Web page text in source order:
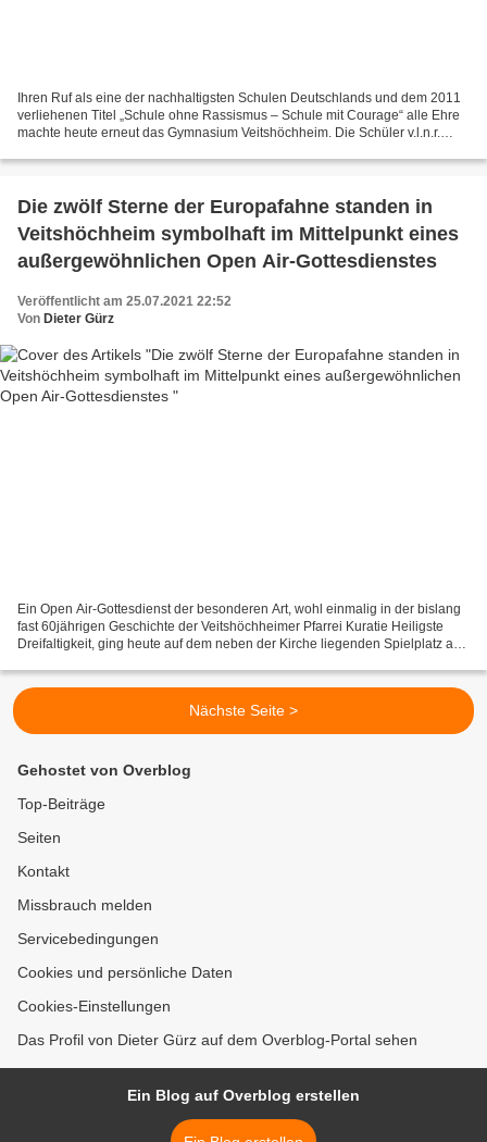
Ihren Ruf als eine der nachhaltigsten Schulen Deutschlands und dem 2011
verliehenen Titel „Schule ohne Rassismus – Schule mit Courage“ alle Ehre
machte heute erneut das Gymnasium Veitshöchheim. Die Schüler v.l.n.r.
Die zwölf Sterne der Europafahne standen in
Veitshöchheim symbolhaft im Mittelpunkt eines
außergewöhnlichen Open Air-Gottesdienstes
Veröffentlicht am 25.07.2021 22:52
Von Dieter Gürz
Ein Open Air-Gottesdienst der besonderen Art, wohl einmalig in der bislang
fast 60jährigen Geschichte der Veitshöchheimer Pfarrei Kuratie Heiligste
Dreifaltigkeit, ging heute auf dem neben der Kirche liegenden Spielplatz an
Nächste Seite >
Gehostet von Overblog
Top-Beiträge
Seiten
Kontakt
Missbrauch melden
Servicebedingungen
Cookies und persönliche Daten
Cookies-Einstellungen
Das Profil von Dieter Gürz auf dem Overblog-Portal sehen
Ein Blog auf Overblog erstellen